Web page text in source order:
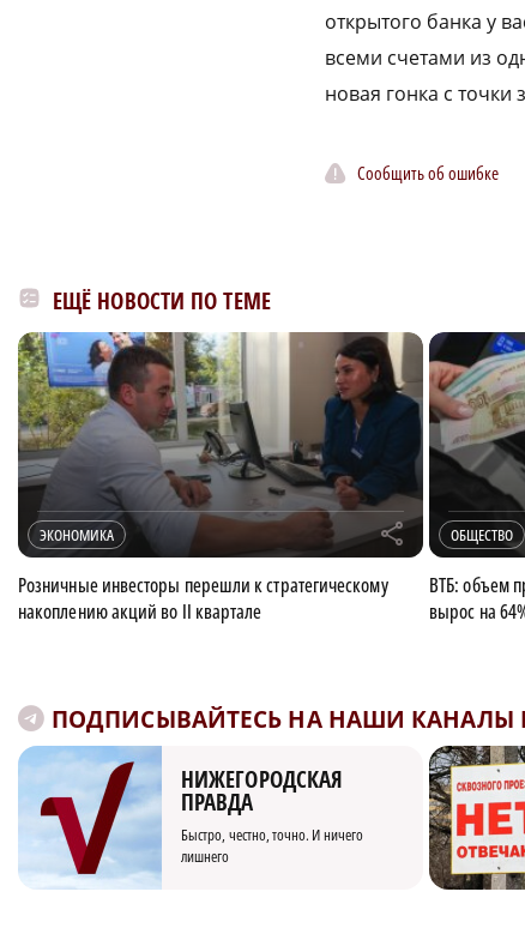
открытого банка у
всеми счетами из
новая гонка с точки
Сообщить об ошибке
ЕЩЁ НОВОСТИ ПО ТЕМЕ
ЭКОНОМИКА r
Розничные инвесторы перешли к стратегическому
накоплению акций во II квартале
ОБЩЕСТВО
ВТБ: объем
вырос на
ПОДПИСЫВАЙТЕСЬ НА НАШИ КАНАЛЫ В
НИЖЕГОРОДСКАЯ
ПРАВДА
Быстро, честно, точно. И ничего
лишнего